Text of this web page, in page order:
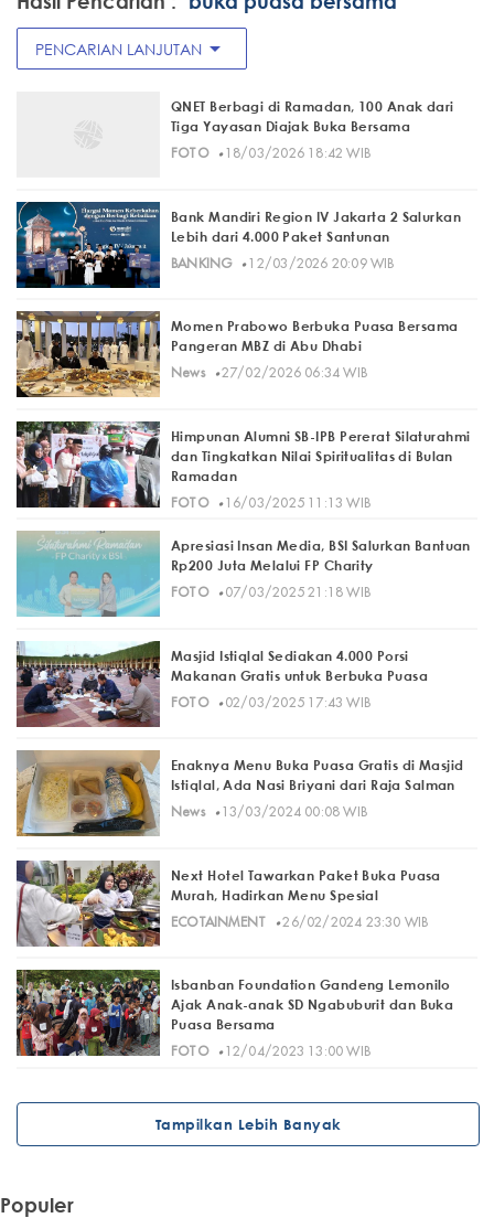
PENCARIAN LANJUTAN arrow_drop_down
QNET Berbagi di Ramadan, 100 Anak dari
Tiga Yayasan Diajak Buka Bersama
FOTO· 18/03/2026 18:42 WIB
Bank Mandiri Region IV Jakarta 2 Salurkan
Lebih dari 4.000 Paket Santunan
BANKING· 12/03/2026 20:09 WIB
Momen Prabowo Berbuka Puasa Bersama
Pangeran MBZ di Abu Dhabi
News· 27/02/2026 06:34 WIB
Himpunan Alumni SB-IPB Pererat Silaturahmi
dan Tingkatkan Nilai Spiritualitas di Bulan
Ramadan
FOTO· 16/03/2025 11:13 WIB
Apresiasi Insan Media, BSI Salurkan Bantuan
Rp200 Juta Melalui FP Charity
FOTO· 07/03/2025 21:18 WIB
Masjid Istiqlal Sediakan 4.000 Porsi
Makanan Gratis untuk Berbuka Puasa
FOTO· 02/03/2025 17:43 WIB
Enaknya Menu Buka Puasa Gratis di Masjid
Istiqlal, Ada Nasi Briyani dari Raja Salman
News· 13/03/2024 00:08 WIB
Next Hotel Tawarkan Paket Buka Puasa
Murah, Hadirkan Menu Spesial
ECOTAINMENT
· 26/02/2024 23:30 WIB
Isbanban Foundation Gandeng Lemonilo
Ajak Anak-anak SD Ngabuburit dan Buka
Puasa Bersama
FOTO· 12/04/2023 13:00 WIB
Tampilkan Lebih Banyak
Populer